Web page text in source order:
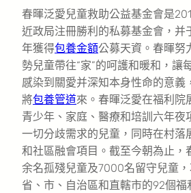
春暉泛愛兒童救助公益基金會是
近政局注冊勝利的私募基金會，并
年獲得包養金額公募天資。春暉努
勢兒童帶往“家”的呵護和暖和，讓
感染到關愛并深知本身性命的意義
將包養管道來。春暉泛愛在福利院
青少年、家庭、醫療和培訓六年夜
一切分歧需求的兒童，同時在村落
和社區融會項目。截至今朝為止，
余名孤殘兒童及7000名留守兒童
省、市、自治區和直轄市的92個福